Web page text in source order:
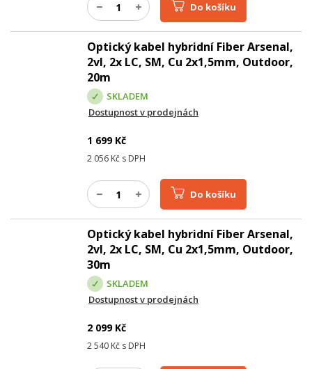
Do košíku
Optický kabel hybridní Fiber Arsenal,
2vl, 2x LC, SM, Cu 2x1,5mm, Outdoor,
20m
SKLADEM
Dostupnost v prodejnách
1 699Kč
2 056 Kč s DPH
Do košíku
Optický kabel hybridní Fiber Arsenal,
2vl, 2x LC, SM, Cu 2x1,5mm, Outdoor,
30m
SKLADEM
Dostupnost v prodejnách
2 099Kč
2 540 Kč s DPH